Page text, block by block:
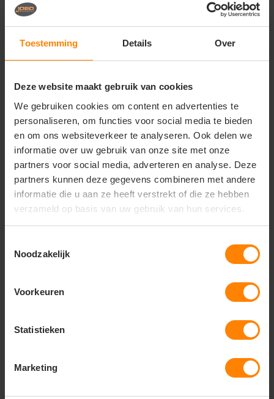
Toestemming Details Over
Deze website maakt gebruik van cookies
We gebruiken cookies om content en advertenties te
personaliseren, om functies voor social media te bieden
en om ons websiteverkeer te analyseren. Ook delen we
informatie over uw gebruik van onze site met onze
partners voor social media, adverteren en analyse. Deze
partners kunnen deze gegevens combineren met andere
informatie die u aan ze heeft verstrekt of die ze hebben
verzameld op basis van uw gebruik van hun services.
Noodzakelijk
Voorkeuren
Statistieken
Marketing
Vragen? Neem contact
op met onze
call +31(0)418 511 972
mail info@jobopromotions.nl
store Bezoek onze showroom:
Provincialeweg 59 - Velddriel
Dit vind je misschien ook leuk
Items van productcarrousel
ROLY